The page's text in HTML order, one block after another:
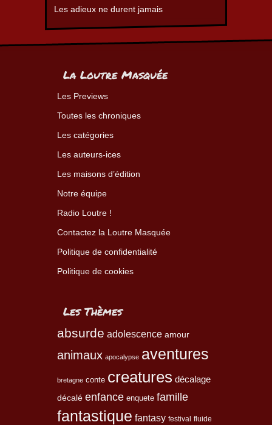
Les adieux ne durent jamais
La Loutre Masquée
Les Previews
Toutes les chroniques
Les catégories
Les auteurs-ices
Les maisons d’édition
Notre équipe
Radio Loutre !
Contactez la Loutre Masquée
Politique de confidentialité
Politique de cookies
Les Thèmes
absurde adolescence amour
animaux apocalypse aventures
bretagne conte creatures décalage
décalé enfance enquete famille
fantastique fantasy festival fluide